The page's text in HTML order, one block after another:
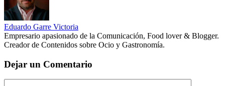
Eduardo Garre Victoria
Empresario apasionado de la Comunicación, Food lover & Blogger.
Creador de Contenidos sobre Ocio y Gastronomía.
Dejar un Comentario